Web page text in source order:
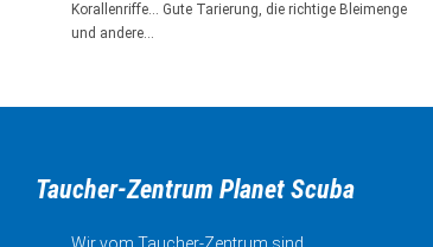
Korallenriffe… Gute Tarierung, die richtige Bleimenge
und andere…
Taucher-Zentrum Planet Scuba